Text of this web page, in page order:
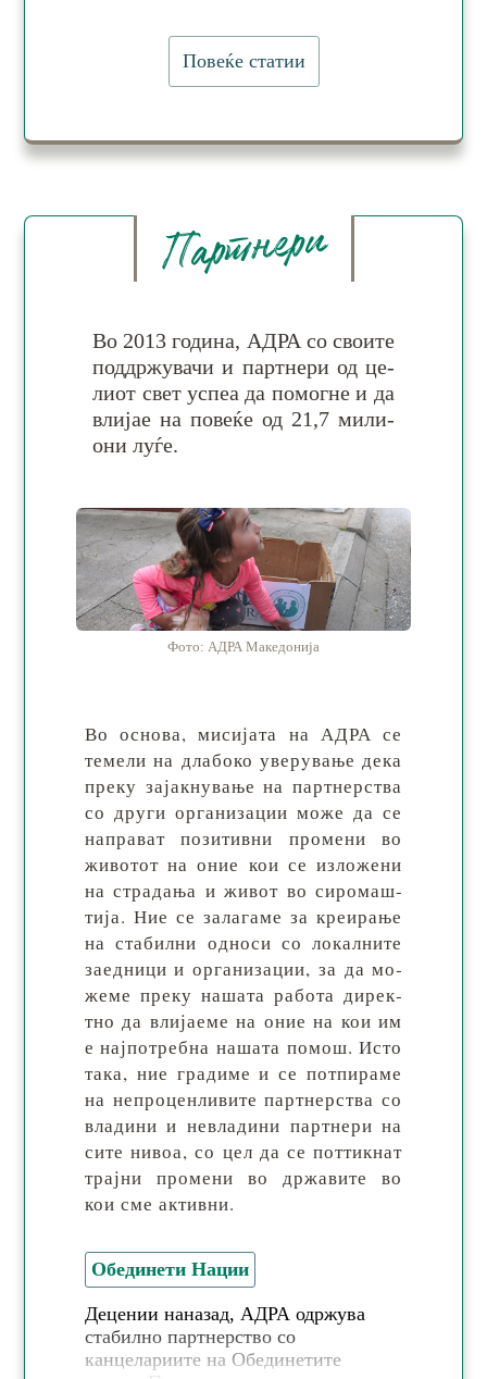
Повеќе статии
Партнери
Во 2013 година, АДРА со сво­ите
под­држу­ва­чи и парт­не­ри од це­
ли­от свет ус­пеа да по­мо­гне и да
вли­јае на по­ве­ќе од 21,7 ми­ли­
они луѓе.
Фото: АДРА Македонија
Во основа, мисијата на АДРА се
те­ме­ли на дла­бо­ко уве­рy­ва­ње де­ка
пре­ку за­јак­ну­ва­ње на парт­нер­ства
со дру­ги ор­га­ни­за­ции мо­же да се
на­пра­ват по­зи­тив­ни про­ме­ни во
жи­во­тот на оние кои се из­ло­же­ни
на стра­да­ња и жи­вот во си­ро­маш­
тија. Ние се за­ла­га­ме за кре­ира­ње
на ста­бил­ни од­но­си со ло­кал­ни­те
за­ед­ни­ци и ор­га­ни­за­ции, за да мо­
же­ме пре­ку на­ша­та ра­бо­та ди­рек­
тно да вли­ја­еме на оние на кои им
е нај­по­треб­на на­ша­та по­мош. Ис­то
та­ка, ние гра­ди­ме и се пот­пи­ра­ме
на не­про­цен­ли­ви­те парт­нер­ства со
вла­ди­ни и не­вла­ди­ни парт­нери на
си­те ни­воа, со цел да се пот­тик­нат
трај­ни про­ме­ни во др­жа­ви­те во
кои сме активни.
Обединети Нации
Децении наназад, АДРА одржува
стабилно партнерство со
канцелариите на Обединетите